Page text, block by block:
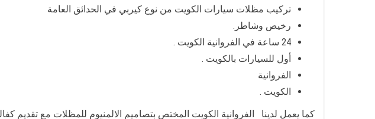
تركيب مظلات سيارات الكويت من نوع كيربي في الحدائق العامة
رخيص وشاطر.
24 ساعة في الفروانية الكويت .
أول للسيارات بالكويت .
الفروانية
الكويت .
كما يعمل لدينا الفروانية الكويت المختص بتصاميم الالمنيوم للمظلات مع تقديم